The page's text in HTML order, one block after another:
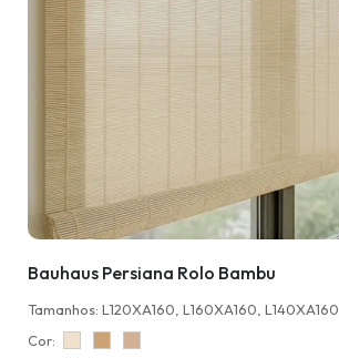
Bauhaus Persiana Rolo Bambu
Tamanhos: L120XA160, L160XA160, L140XA160
Cor: